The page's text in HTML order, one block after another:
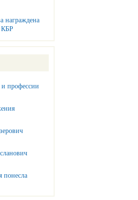
награждена
КБР
профессии
понесла